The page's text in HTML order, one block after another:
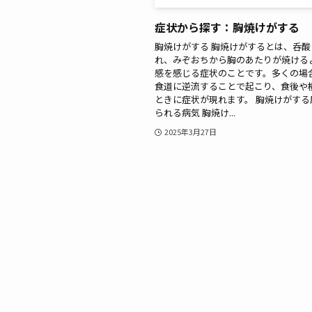
症状から探す：胸焼けがする
胸焼けがする 胸焼けがするとは、呑
れ、みぞおちから胸のあたりが焼ける
感を感じる症状のことです。多くの場
食道に逆流することで起こり、食後や
ときに症状が現れます。 胸焼けがす
られる病気 胸焼け...
2025年3月27日